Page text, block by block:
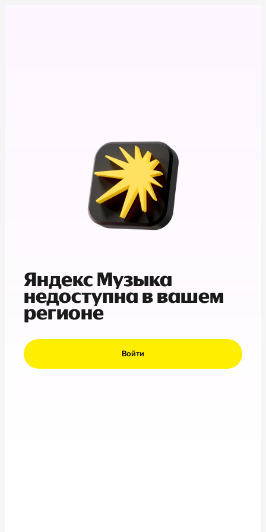
Яндекс Музыка
недоступна в вашем
регионе
Войти